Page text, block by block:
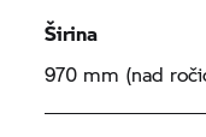
Širina
970 mm (nad